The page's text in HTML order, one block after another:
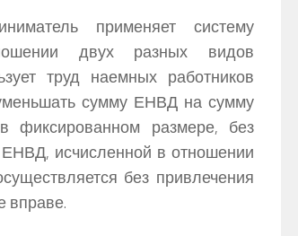
применяет систему
двух разных видов
труд наемных работников
сумму ЕНВД на сумму
фиксированном размере, без
исчисленной в отношении
без привлечения
вправе.